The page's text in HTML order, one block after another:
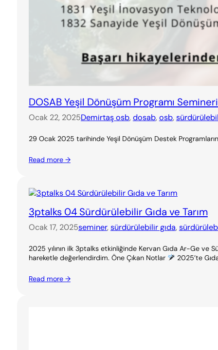
DOSAB Yeşil Dönüşüm Programı Semineri
Ocak 22, 2025Demirtaş osb, dosab, osb,
29 Ocak 2025 tarihinde Yeşil Dönüşüm Destek
Read more →
3ptalks 04 Sürdürülebilir Gıda ve Tarım
Ocak 17, 2025seminer, sürdürülebilir gıda,
2025 yılının ilk 3ptalks etkinliğinde Kervan Gıda Ar-Ge ve
hareketle değerlendirdim. Öne Çıkan Notlar
2025’te
Read more →